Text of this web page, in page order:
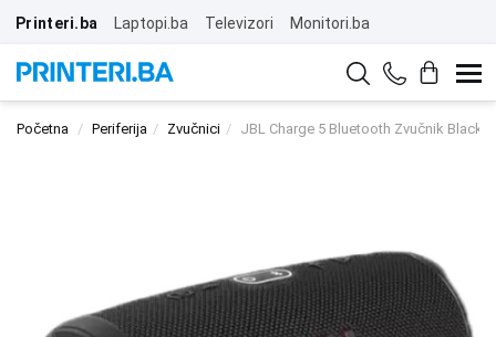
Printeri.ba Laptopi.ba Televizori Monitori.ba
Početna Periferija Zvučnici JBL Charge 5 Bluetooth Zvučnik Black